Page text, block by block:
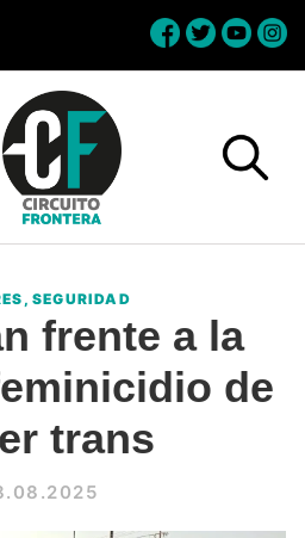
Conéctate
la
frontera
, SEGURIDAD
frente a la
de
trans